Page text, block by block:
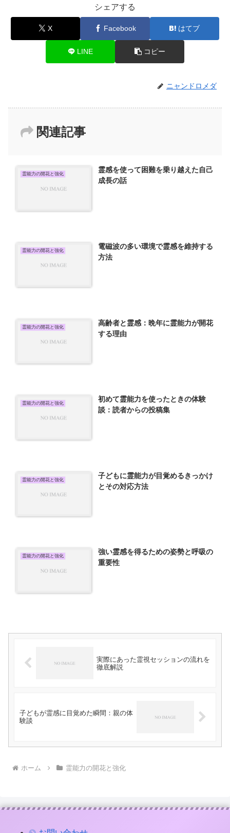
シェアする
X Facebook はてブ
LINE コピー
ニャンドロメダ
関連記事
霊能力の開花と強化
霊感を使って困難を乗り越えた自己
成長の話
霊能力の開花と強化
電磁波の多い環境で霊感を維持する
方法
霊能力の開花と強化
高齢者と霊感：晩年に霊能力が開花
する理由
霊能力の開花と強化
初めて霊能力を使ったときの体験
談：読者からの投稿集
霊能力の開花と強化
子どもに霊能力が目覚めるきっかけ
とその対応方法
霊能力の開花と強化
強い霊感を得るための姿勢と呼吸の
重要性
実際にあった霊視セッションの流れを
徹底解説
子どもが霊感に目覚めた瞬間：親の体
験談
ホーム 霊能力の開花と強化